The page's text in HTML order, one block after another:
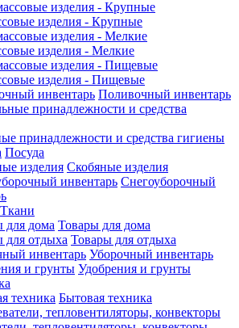
изделия - Крупные
изделия - Мелкие
изделия - Пищевые
Поливочный инвентарь
принадлежности и средства гигиены
Посуда
Скобяные изделия
Снегоуборочный
Ткани
Товары для дома
Товары для отдыха
Уборочный инвентарь
Удобрения и грунты
Бытовая техника